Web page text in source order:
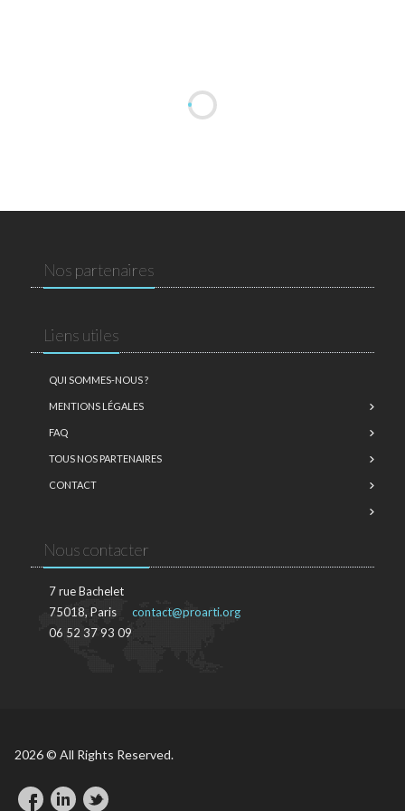
Nos partenaires
Liens utiles
QUI SOMMES-NOUS ?
MENTIONS LÉGALES
FAQ
TOUS NOS PARTENAIRES
CONTACT
Nous contacter
7 rue Bachelet
75018, Paris
06 52 37 93 09
contact@proarti.org
2026 © All Rights Reserved.